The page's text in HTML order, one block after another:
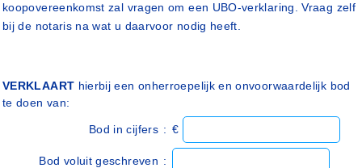
koopovereenkomst zal vragen om een UBO-verklaring. Vraag zelf
bij de notaris na wat u daarvoor nodig heeft.
VERKLAART hierbij een onherroepelijk en onvoorwaardelijk bod
te doen van:
Bod in cijfers : €
Bod voluit geschreven :